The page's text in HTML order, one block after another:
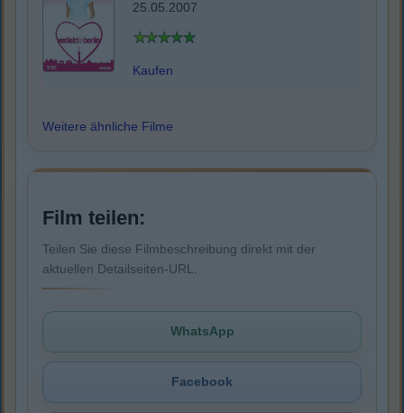
25.05.2007
Kaufen
Weitere ähnliche Filme
Film teilen:
Teilen Sie diese Filmbeschreibung direkt mit der
aktuellen Detailseiten-URL.
WhatsApp
Facebook